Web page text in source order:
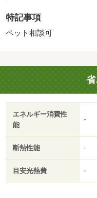
良和安心サポート１，４
殺菌消毒費 24200円
特記事項
ペット相談可
エネルギー消費性
能
-
断熱性能 -
目安光熱費 -